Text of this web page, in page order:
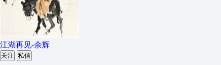
江湖再见-余辉
关注 私信